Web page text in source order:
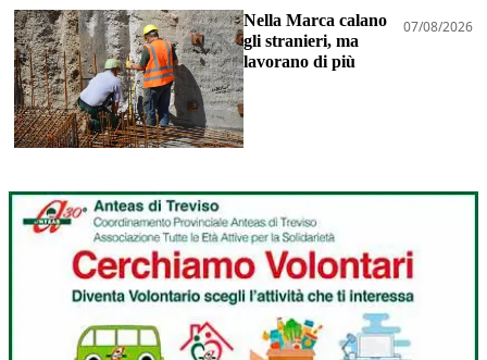
Nella Marca calano
gli stranieri, ma
lavorano di più
07/08/2026